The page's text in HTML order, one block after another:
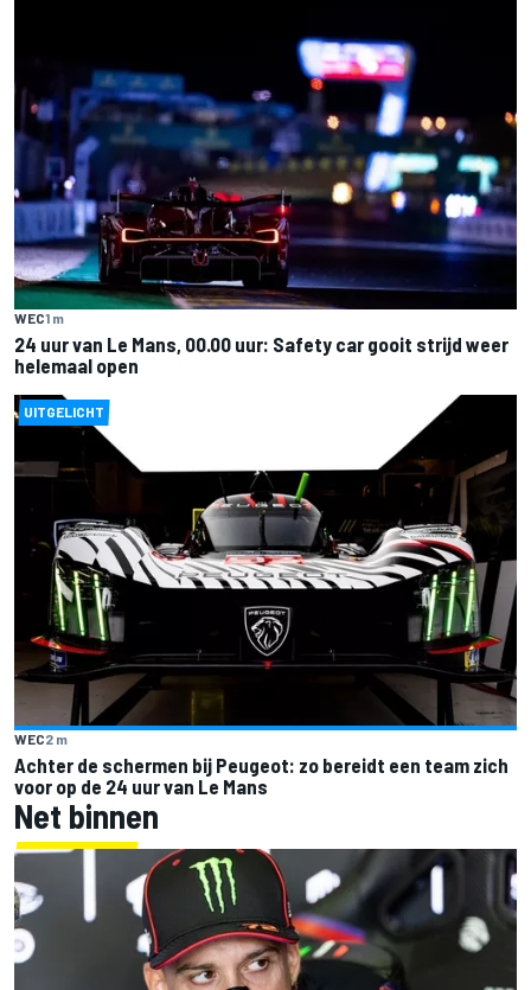
WEC1 m
24 uur van Le Mans, 00.00 uur: Safety car gooit strijd weer
helemaal open
UITGELICHT
WEC2 m
Achter de schermen bij Peugeot: zo bereidt een team zich
voor op de 24 uur van Le Mans
Net binnen